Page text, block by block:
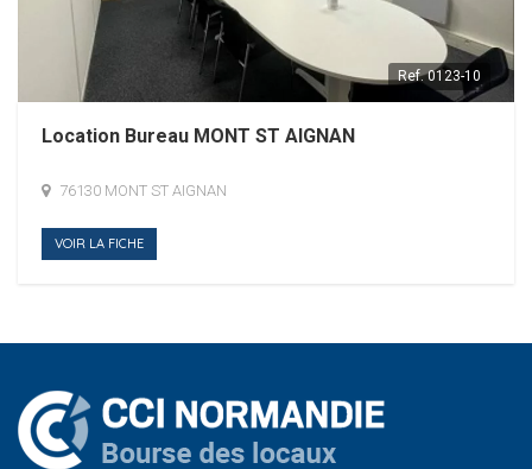
Ref. 0123-10
Location Bureau MONT ST AIGNAN
76130 MONT ST AIGNAN
VOIR LA FICHE